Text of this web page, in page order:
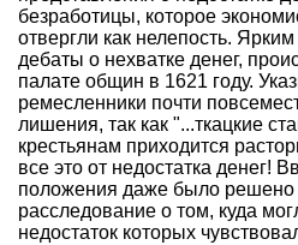
безработицы, которое
отвергли как нелепость.
дебаты о нехватке денег,
палате общин в 1621 году.
ремесленники почти
лишения, так как "...ткацкие
крестьянам приходится
все это от недостатка денег!
положения даже было решено
расследование о том, куда
недостаток которых